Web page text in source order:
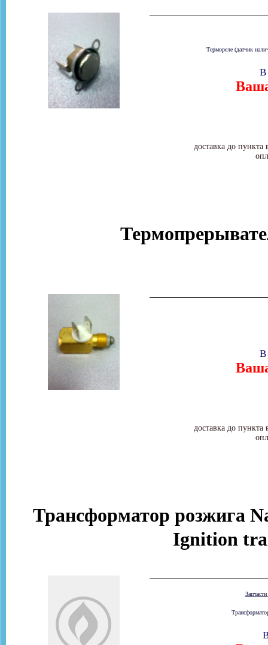
Термореле (датчик
доставка до
В
доставка до
В
Трансформатор розжига
Ignition
Запчасти